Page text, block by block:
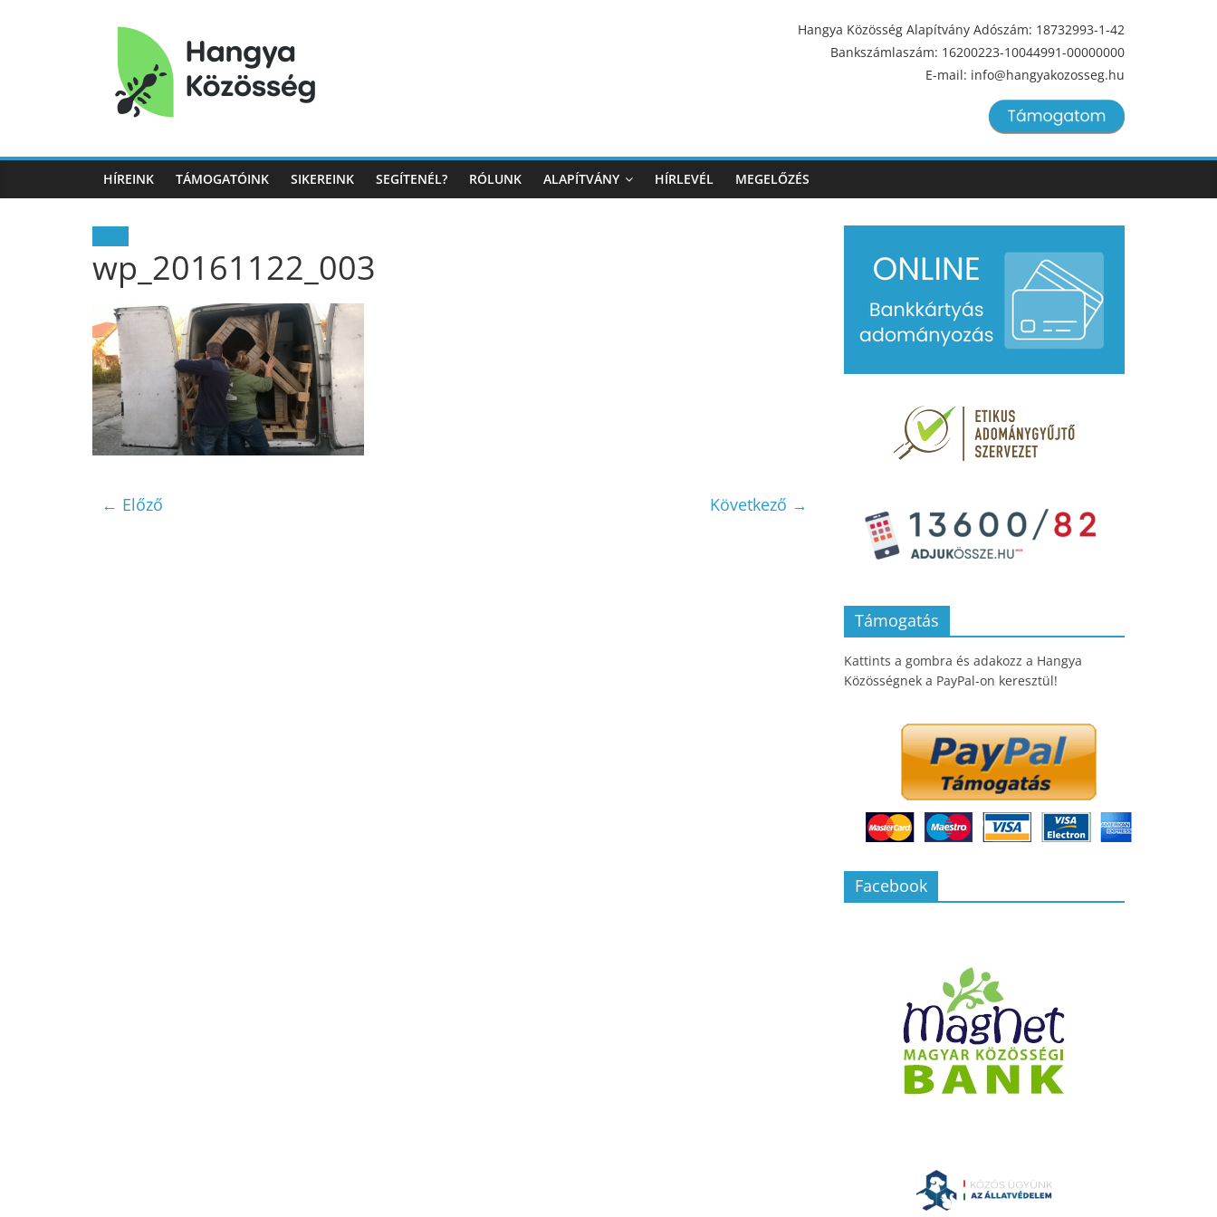
Hangya
Közösség
Hangya
Közösség
Hangya Közösség Alapítvány Adószám: 18732993-1-42
Bankszámlaszám: 16200223-10044991-00000000
E-mail: info@hangyakozosseg.hu
HÍREINK TÁMOGATÓINK SIKEREINK SEGÍTENÉL? RÓLUNK ALAPÍTVÁNY HÍRLEVÉL MEGELŐZÉS
wp_20161122_003
← Előző Következő →
Támogatás
Kattints a gombra és adakozz a Hangya
Közösségnek a PayPal-on keresztül!
Facebook